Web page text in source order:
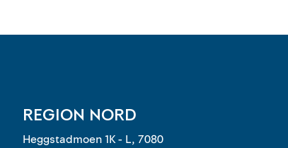
REGION NORD
Heggstadmoen 1K - L, 7080